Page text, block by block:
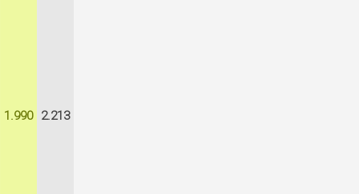
1.990 2.213